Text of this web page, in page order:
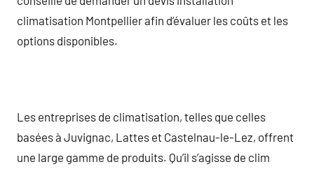
climatisation Montpellier afin d’évaluer les coûts et les
options disponibles.
Les entreprises de climatisation, telles que celles
basées à Juvignac, Lattes et Castelnau-le-Lez, offrent
une large gamme de produits. Qu’il s’agisse de clim